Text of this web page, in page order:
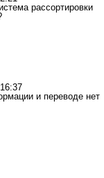
рассортировки
и переводе нет